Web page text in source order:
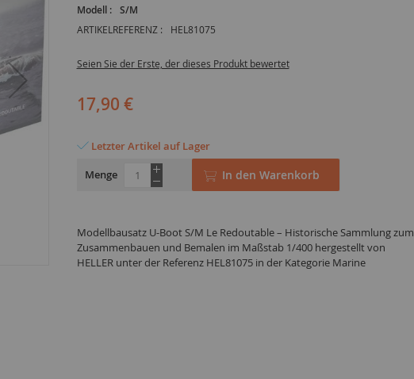
Modell :
S/M
ARTIKELREFERENZ : HEL81075
Seien Sie der Erste, der dieses Produkt bewertet
17,90 €
Letzter Artikel auf Lager
Menge
In den Warenkorb
Modellbausatz U-Boot S/M Le Redoutable – Historische Sammlung zum
Zusammenbauen und Bemalen im Maßstab 1/400 hergestellt von
HELLER unter der Referenz HEL81075 in der Kategorie Marine